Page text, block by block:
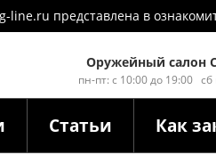
line.ru представлена в
Оружейный салон
пн-пт: с 10:00 до 19:00
Статьи Как